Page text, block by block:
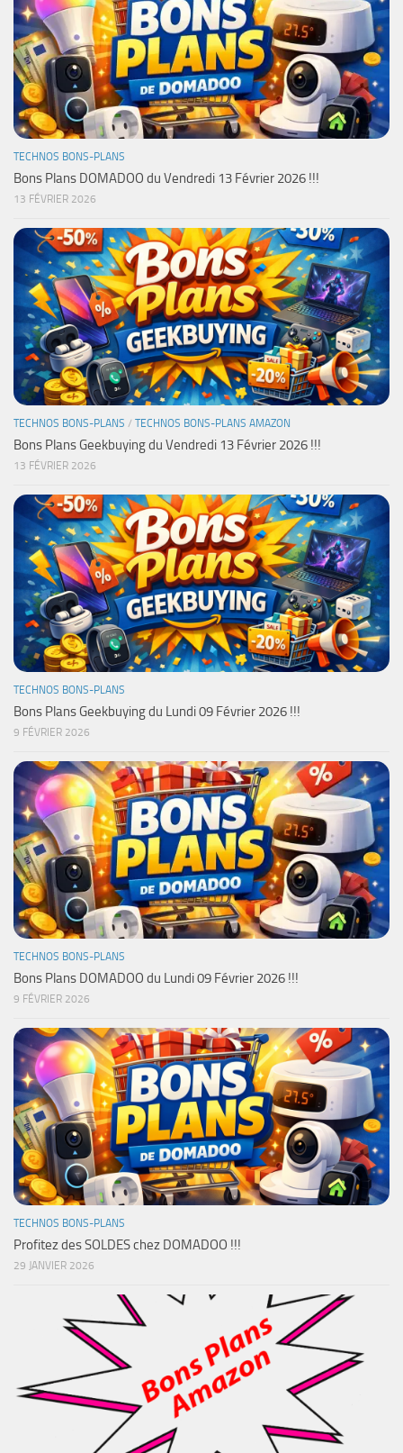
TECHNOS BONS-PLANS
Bons Plans DOMADOO du Vendredi 13 Février 2026 !!!
13 FÉVRIER 2026
TECHNOS BONS-PLANS / TECHNOS BONS-PLANS AMAZON
Bons Plans Geekbuying du Vendredi 13 Février 2026 !!!
13 FÉVRIER 2026
TECHNOS BONS-PLANS
Bons Plans Geekbuying du Lundi 09 Février 2026 !!!
9 FÉVRIER 2026
TECHNOS BONS-PLANS
Bons Plans DOMADOO du Lundi 09 Février 2026 !!!
9 FÉVRIER 2026
TECHNOS BONS-PLANS
Profitez des SOLDES chez DOMADOO !!!
29 JANVIER 2026